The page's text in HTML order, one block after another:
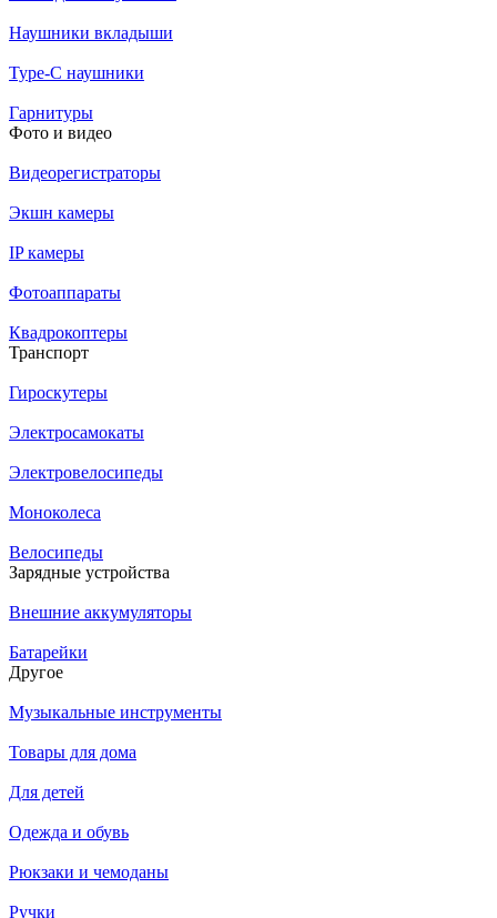
Наушники вкладыши
Type-C наушники
Гарнитуры
Фото и видео
Видеорегистраторы
Экшн камеры
IP камеры
Фотоаппараты
Квадрокоптеры
Транспорт
Гироскутеры
Электросамокаты
Электровелосипеды
Моноколеса
Велосипеды
Зарядные устройства
Внешние аккумуляторы
Батарейки
Другое
Музыкальные инструменты
Товары для дома
Для детей
Одежда и обувь
Рюкзаки и чемоданы
Ручки